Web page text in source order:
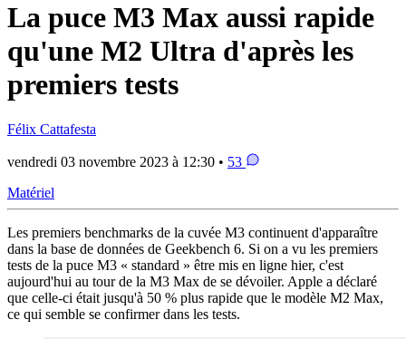
La puce M3 Max aussi rapide
qu'une M2 Ultra d'après les
premiers tests
Félix Cattafesta
vendredi 03 novembre 2023 à 12:30 • 53
Matériel
Les premiers benchmarks de la cuvée M3 continuent d'apparaître
dans la base de données de Geekbench 6. Si on a vu les premiers
tests de la puce M3 « standard » être mis en ligne hier, c'est
aujourd'hui au tour de la M3 Max de se dévoiler. Apple a déclaré
que celle-ci était jusqu'à 50 % plus rapide que le modèle M2 Max,
ce qui semble se confirmer dans les tests.